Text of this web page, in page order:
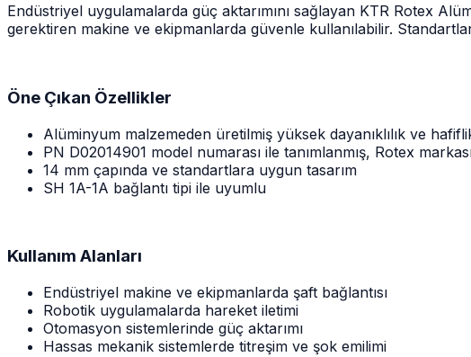
Endüstriyel uygulamalarda güç aktarımını sağlayan KTR Rotex
gerektiren makine ve ekipmanlarda güvenle kullanılabilir.
Öne Çıkan Özellikler
Alüminyum malzemeden üretilmiş yüksek dayanıklılık ve
PN D02014901 model numarası ile tanımlanmış, Rotex
14 mm çapında ve standartlara uygun tasarım
SH 1A-1A bağlantı tipi ile uyumlu
Kullanım Alanları
Endüstriyel makine ve ekipmanlarda şaft bağlantısı
Robotik uygulamalarda hareket iletimi
Otomasyon sistemlerinde güç aktarımı
Hassas mekanik sistemlerde titreşim ve şok emilimi